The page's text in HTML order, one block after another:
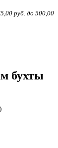
руб. до 500,00
бухты